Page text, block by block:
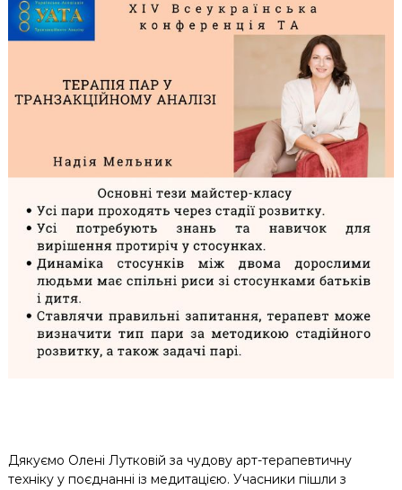
Дякуємо Олені Лутковій за чудову арт-терапевтичну
техніку у поєднанні із медитацією. Учасники пішли з